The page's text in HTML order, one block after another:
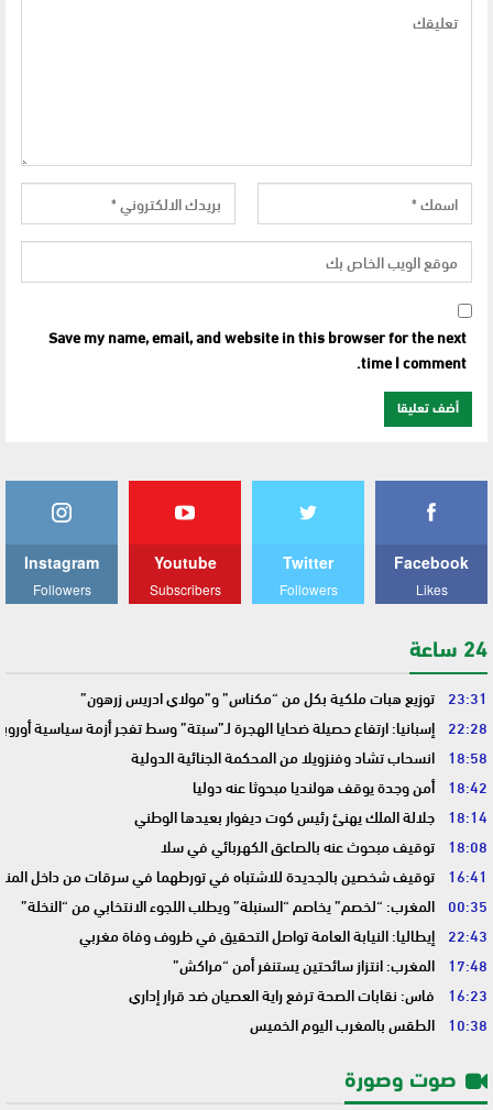
Save my name, email, and website in this browser for the next
time I comment.
Facebook
Likes
Twitter
Followers
Youtube
Subscribers
Instagram
Followers
24 ساعة
23:31 توزيع هبات ملكية بكل من “مكناس” و”مولاي ادريس زرهون”
22:28 إسبانيا: ارتفاع حصيلة ضحايا الهجرة لـ”سبتة” وسط تفجر أزمة سياسية
18:58 انسحاب تشاد وفنزويلا من المحكمة الجنائية الدولية
18:42 أمن وجدة يوقف هولنديا مبحوثا عنه دوليا
18:14 جلالة الملك يهنئ رئيس كوت ديفوار بعيدها الوطني
18:08 توقيف مبحوث عنه بالصاعق الكهربائي في سلا
16:41 توقيف شخصين بالجديدة للاشتباه في تورطهما في سرقات من داخل
00:35 المغرب: “لخصم” يخاصم “السنبلة” ويطلب اللجوء الانتخابي من “النخلة”
22:43 إيطاليا: النيابة العامة تواصل التحقيق في ظروف وفاة مغربي
17:48 المغرب: انتزاز سائحتين يستنفر أمن “مراكش”
16:23 فاس: نقابات الصحة ترفع راية العصيان ضد قرار إداري
10:38 الطقس بالمغرب اليوم الخميس
صوت وصورة